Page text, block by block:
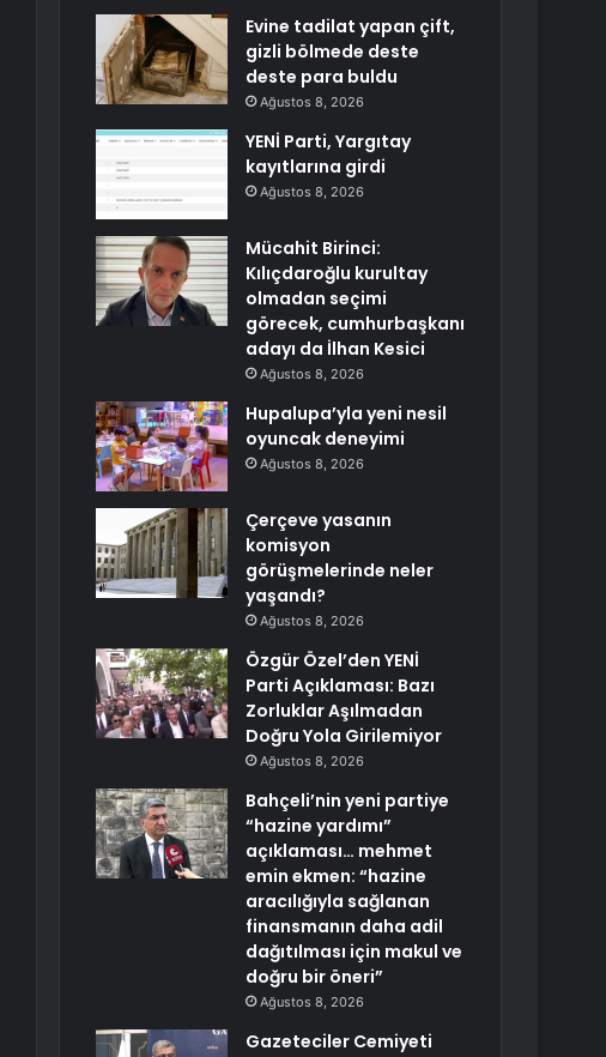
Evine tadilat yapan çift,
gizli bölmede deste
deste para buldu
Ağustos 8, 2026
YENİ Parti, Yargıtay
kayıtlarına girdi
Ağustos 8, 2026
Mücahit Birinci:
Kılıçdaroğlu kurultay
olmadan seçimi
görecek, cumhurbaşkanı
adayı da İlhan Kesici
Ağustos 8, 2026
Hupalupa’yla yeni nesil
oyuncak deneyimi
Ağustos 8, 2026
Çerçeve yasanın
komisyon
görüşmelerinde neler
yaşandı?
Ağustos 8, 2026
Özgür Özel’den YENİ
Parti Açıklaması: Bazı
Zorluklar Aşılmadan
Doğru Yola Girilemiyor
Ağustos 8, 2026
Bahçeli’nin yeni partiye
“hazine yardımı”
açıklaması… mehmet
emin ekmen: “hazine
aracılığıyla sağlanan
finansmanın daha adil
dağıtılması için makul ve
doğru bir öneri”
Ağustos 8, 2026
Gazeteciler Cemiyeti